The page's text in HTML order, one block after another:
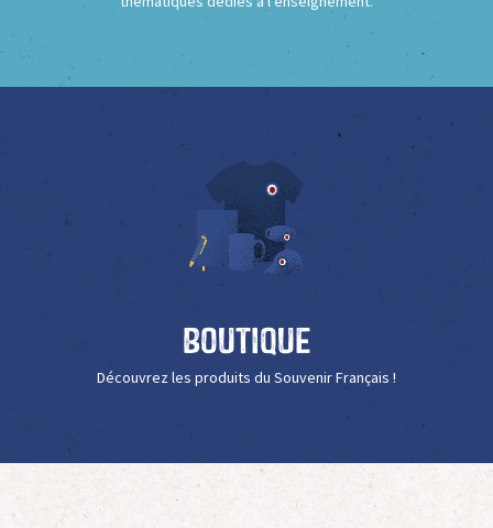
Boutique
Découvrez les produits du Souvenir Français !